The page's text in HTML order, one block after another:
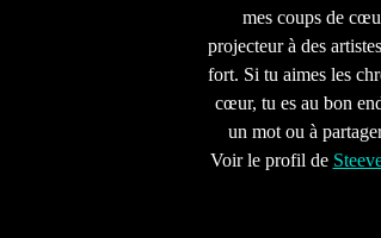
mes coups de
projecteur à des
fort. Si tu aimes les
cœur, tu es au bon
un mot ou à
Voir le profil de